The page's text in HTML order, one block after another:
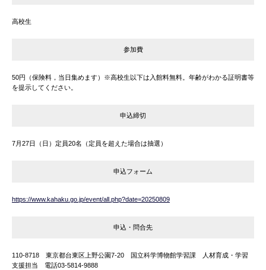
高校生
参加費
50円（保険料，当日集めます）※高校生以下は入館料無料。年齢がわかる証明書等
を提示してください。
申込締切
7月27日（日）定員20名（定員を超えた場合は抽選）
申込フォーム
https://www.kahaku.go.jp/event/all.php?date=20250809
申込・問合先
110-8718 東京都台東区上野公園7-20 国立科学博物館学習課 人材育成・学習
支援担当 電話03-5814-9888